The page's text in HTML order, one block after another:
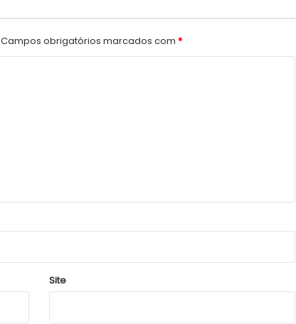
Campos obrigatórios marcados com *
Site